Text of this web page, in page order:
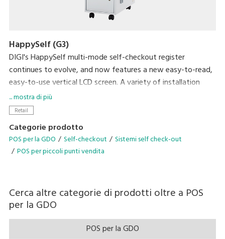
HappySelf (G3)
DIGI's HappySelf multi-mode self-checkout register
continues to evolve, and now features a new easy-to-read,
easy-to-use vertical LCD screen. A variety of installation
variations have been created to meet diverse store
requirements.
direct interaction with shoppers and cashless payment
means there is no handling of cash. So, this can contribute
to preventing the spread of coronavirus infection by
changing between semi-self-checkout and full-self-
checkout operation after the pandemic has subsided.
... mostra di più
Retail
Categorie prodotto
POS per la GDO Self-checkout
Sistemi self check-out
POS per piccoli punti vendita
Cerca altre categorie di prodotti oltre a POS
per la GDO
POS per la GDO